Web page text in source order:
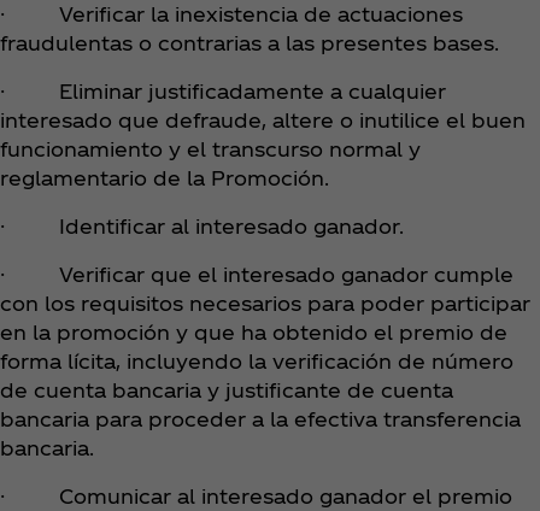
· Verificar la inexistencia de actuaciones
fraudulentas o contrarias a las presentes bases.
· Eliminar justificadamente a cualquier
interesado que defraude, altere o inutilice el buen
funcionamiento y el transcurso normal y
reglamentario de la Promoción.
· Identificar al interesado ganador.
· Verificar que el interesado ganador cumple
con los requisitos necesarios para poder participar
en la promoción y que ha obtenido el premio de
forma lícita, incluyendo la verificación de número
de cuenta bancaria y justificante de cuenta
bancaria para proceder a la efectiva transferencia
bancaria.
· Comunicar al interesado ganador el premio